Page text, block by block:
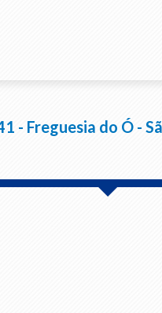
- Freguesia do Ó -